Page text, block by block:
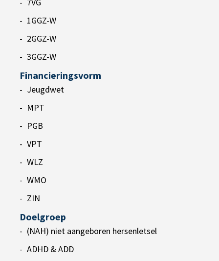
7VG
1GGZ-W
2GGZ-W
3GGZ-W
Financieringsvorm
Jeugdwet
MPT
PGB
VPT
WLZ
WMO
ZIN
Doelgroep
(NAH) niet aangeboren hersenletsel
ADHD & ADD